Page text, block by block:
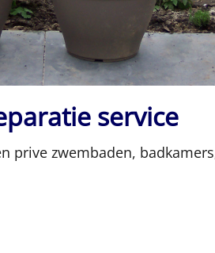
service
prive zwembaden,